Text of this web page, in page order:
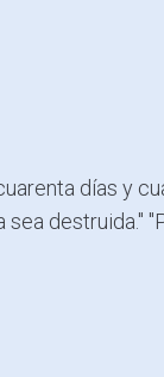
días y
destruida."